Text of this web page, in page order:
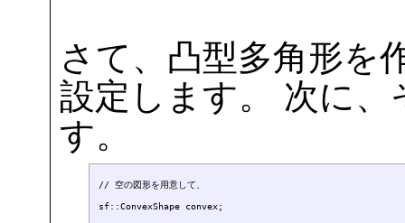
さて、凸型多角形を
設定します。 次に
す。
// 空の図形を用意して、
sf::ConvexShape convex;